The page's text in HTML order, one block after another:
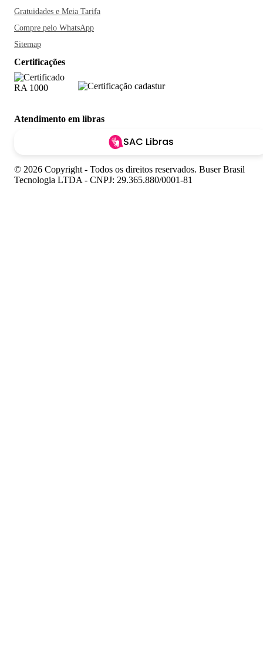
Gratuidades e Meia Tarifa
Compre pelo WhatsApp
Sitemap
Certificações
Atendimento em libras
SAC Libras
© 2026 Copyright - Todos os direitos reservados. Buser Brasil
Tecnologia LTDA - CNPJ: 29.365.880/0001-81